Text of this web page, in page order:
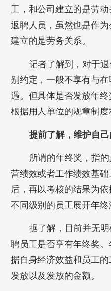
工，和公司建立的是劳
返聘人员，虽然也是作
建立的是劳务关系。
记者了解到，对于
别约定，一般不享有与
遇。但具体是否发放年
根据用人单位的规章制度
提前了解，维护自
所谓的年终奖，指
营绩效或者工作绩效基
后，再以考核的结果为
不同级别的员工展开年终
据了解，目前并无
聘员工是否享有年终奖
据自身经济效益和员工
发放以及发放的金额。